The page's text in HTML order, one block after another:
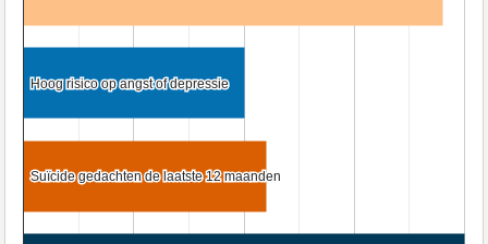
Hoog risico op angst of depressie
Hoog risico op angst of depressie
Suïcide gedachten de laatste 12 maanden
Suïcide gedachten de laatste 12 maanden